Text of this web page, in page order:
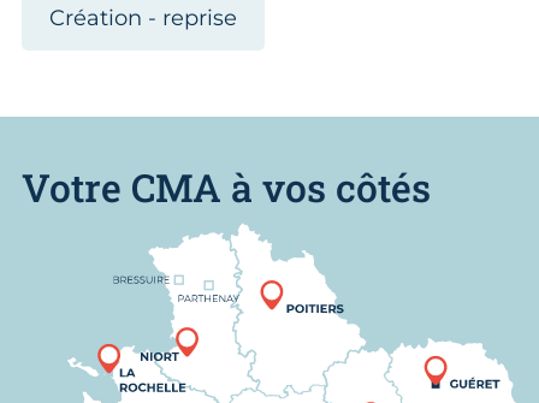
Création - reprise
Votre CMA à vos côtés